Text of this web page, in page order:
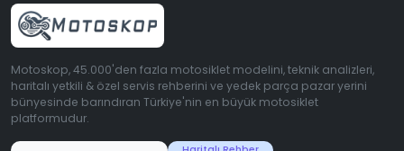
Motoskop, 45.000'den fazla motosiklet modelini, teknik analizleri,
haritalı yetkili & özel servis rehberini ve yedek parça pazar yerini
bünyesinde barındıran Türkiye'nin en büyük motosiklet
platformudur.